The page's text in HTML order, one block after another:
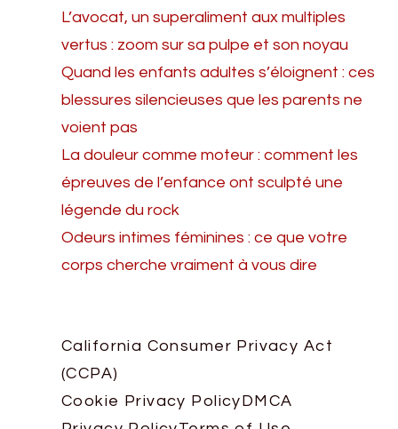
L’avocat, un superaliment aux multiples
vertus : zoom sur sa pulpe et son noyau
Quand les enfants adultes s’éloignent : ces
blessures silencieuses que les parents ne
voient pas
La douleur comme moteur : comment les
épreuves de l’enfance ont sculpté une
légende du rock
Odeurs intimes féminines : ce que votre
corps cherche vraiment à vous dire
California Consumer Privacy Act
(CCPA)
Cookie Privacy Policy DMCA